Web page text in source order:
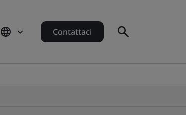
Contattaci